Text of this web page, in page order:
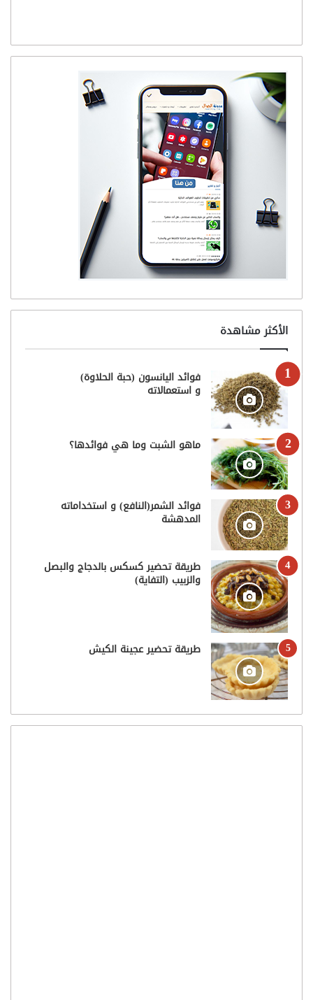
الأكثر مشاهدة
فوائد اليانسون (حبة الحلاوة)
و استعمالاته
ماهو الشبت وما هي فوائدها؟
فوائد الشمر(النافع) و استخداماته
المدهشة
طريقة تحضير كسكس بالدجاج والبصل
والزبيب (التفاية)
طريقة تحضير عجينة الكيش